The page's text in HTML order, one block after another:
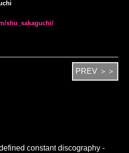
shu_sakaguchi/
PREV ＞＞
constant discography -